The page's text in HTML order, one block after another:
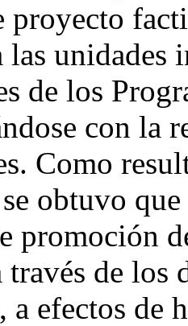
proyecto
unidades
de los
con la
Como
obtuvo
promoción
de los
a efectos de